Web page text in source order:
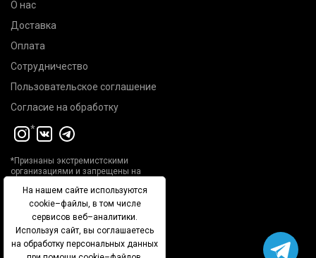
О нас
Доставка
Оплата
Сотрудничество
Пользовательское соглашение
Согласие на обработку
*
*Признаны экстремистскими
организациями и запрещены на
+7 931 270 78 78
СПб, пр.Римского-Корсакова, 20
На нашем сайте используются
cookie–файлы, в том числе
сервисов веб–аналитики.
Используя сайт, вы соглашаетесь
на обработку персональных данных